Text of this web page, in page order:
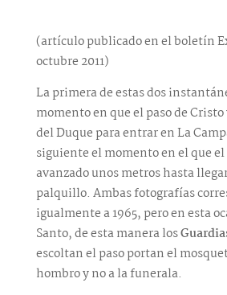
(artículo publicado en el boletín
octubre 2011)
La primera de estas dos
momento en que el paso de Cristo
del Duque para entrar en La
siguiente el momento en el que el
avanzado unos metros hasta
palquillo. Ambas fotografías
igualmente a 1965, pero en esta
Santo, de esta manera los
escoltan el paso portan el
hombro y no a la funerala.